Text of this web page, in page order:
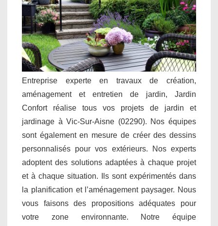
Entreprise experte en travaux de création,
aménagement et entretien de jardin, Jardin
Confort réalise tous vos projets de jardin et
jardinage à Vic-Sur-Aisne (02290). Nos équipes
sont également en mesure de créer des dessins
personnalisés pour vos extérieurs. Nos experts
adoptent des solutions adaptées à chaque projet
et à chaque situation. Ils sont expérimentés dans
la planification et l’aménagement paysager. Nous
vous faisons des propositions adéquates pour
votre zone environnante. Notre équipe